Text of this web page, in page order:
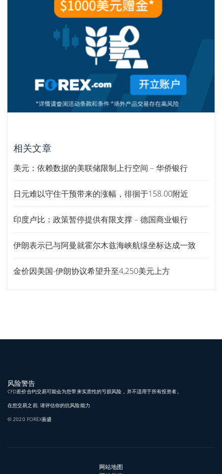
相关文章
美元：依赖数据的美联储限制上行空间 – 华侨银行
日元难以守住干预带来的涨幅，徘徊于158.00附近
印度卢比：政策暂停提供有限支撑 – 德国商业银行
伊朗表示已与阿曼就霍尔木兹海峡航缐坐标达成一致
金价因美国-伊朗协议希望升至4,250美元上方
风险警告
CFD差价合约交易可能会为您带来实质性的亏损风险，并不适用于所有投资者。
在您交易之前, 请评估你的抗风险能力
© 2020 FOREX嘉盛
网站地图